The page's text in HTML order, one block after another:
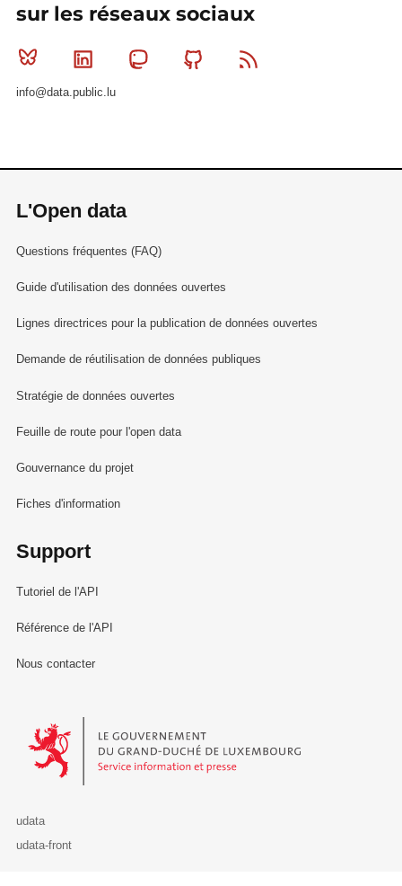
sur les réseaux sociaux
Bluesky Linkedin MastodonGithub
info@data.public.lu
L'Open data
Questions fréquentes (FAQ)
Guide d'utilisation des données ouvertes
Lignes directrices pour la publication de données ouvertes
Demande de réutilisation de données publiques
Stratégie de données ouvertes
Feuille de route pour l'open data
Gouvernance du projet
Fiches d'information
Support
Tutoriel de l'API
Référence de l'API
Nous contacter
Le Gouvernement du Grand-Duché de Luxembourg - Service
udata
udata-front